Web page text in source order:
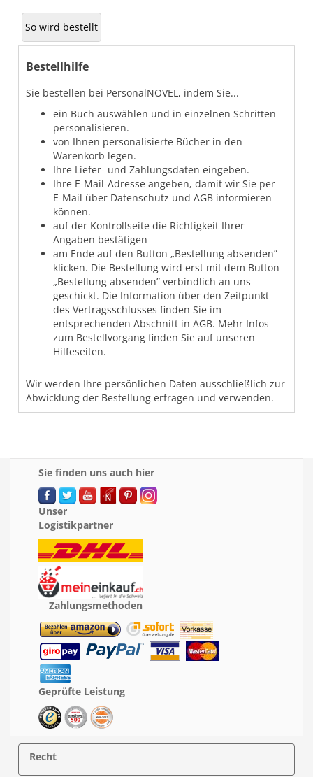
So wird bestellt
Bestellhilfe
Sie bestellen bei PersonalNOVEL, indem Sie...
ein Buch auswählen und in einzelnen Schritten
personalisieren.
von Ihnen personalisierte Bücher in den
Warenkorb legen.
Ihre Liefer- und Zahlungsdaten eingeben.
Ihre E-Mail-Adresse angeben, damit wir Sie per
E-Mail über Datenschutz und AGB informieren
können.
auf der Kontrollseite die Richtigkeit Ihrer
Angaben bestätigen
am Ende auf den Button „Bestellung absenden”
klicken. Die Bestellung wird erst mit dem Button
„Bestellung absenden” verbindlich an uns
geschickt. Die Information über den Zeitpunkt
des Vertragsschlusses finden Sie im
entsprechenden Abschnitt in AGB. Mehr Infos
zum Bestellvorgang finden Sie auf unseren
Hilfeseiten.
Wir werden Ihre persönlichen Daten ausschließlich zur
Abwicklung der Bestellung erfragen und verwenden.
Sie finden uns auch hier
Unser
Logistikpartner
Zahlungsmethoden
Geprüfte Leistung
Recht